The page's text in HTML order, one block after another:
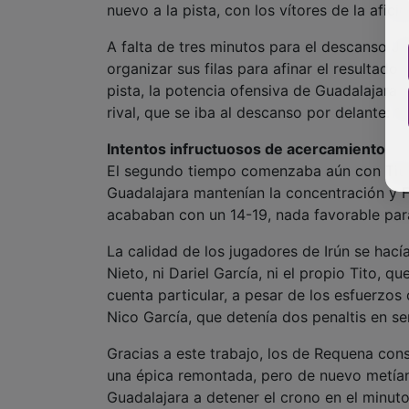
nuevo a la pista, con los vítores de la
A falta de tres minutos para el descanso
organizar sus filas para afinar el resultado
pista, la potencia ofensiva de
rival, que se iba al descanso por delante: 12-
Intentos infructuosos de acercamiento
El segundo tiempo comenzaba aún con
Guadalajara mantenían la concentración
acababan con un 14-19, nada favorable
La calidad de los jugadores de Irún se
Nieto, ni Dariel García, ni el propio Tito,
cuenta particular, a pesar de los
Nico García, que detenía dos penaltis en
Gracias a este trabajo, los de Requena
una épica remontada, pero de nuevo
Guadalajara a detener el crono en el